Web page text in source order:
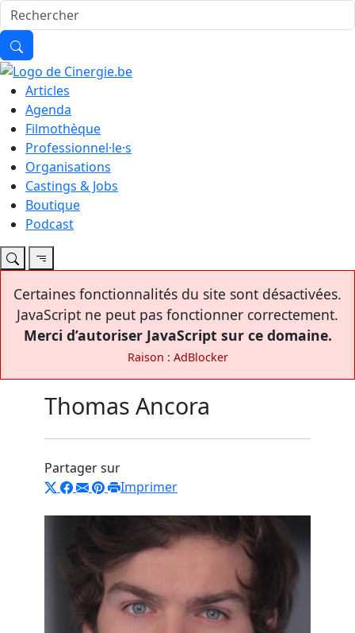
Articles
Agenda
Filmothèque
Professionnel·le·s
Organisations
Castings & Jobs
Boutique
Podcast
Certaines fonctionnalités du site sont désactivées.
JavaScript ne peut pas fonctionner correctement.
Merci d’autoriser JavaScript sur ce domaine.
Raison : AdBlocker
Thomas Ancora
Partager sur
Imprimer